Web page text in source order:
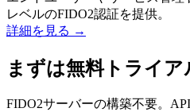
レベルのFIDO2認証を提供。
詳細を見る →
まずは無料トライ
FIDO2サーバーの構築不要。